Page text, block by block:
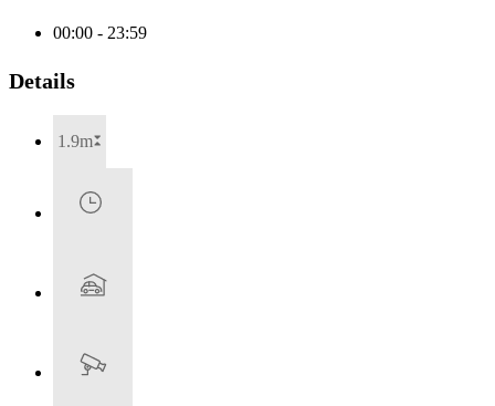
00:00 - 23:59
Details
1.9m